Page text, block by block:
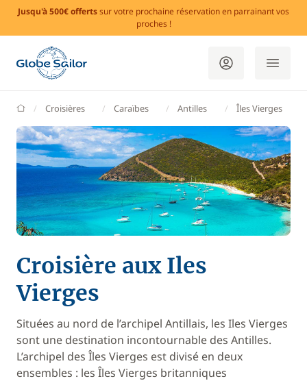
Jusqu'à 500€ offertssur votre prochaine réservation en parrainant vos
proches !
GlobeSailor
Croisières Caraïbes Antilles Îles Vierges
Croisière aux Iles
Vierges
Situées au nord de l’archipel Antillais, les Iles Vierges
sont une destination incontournable des Antilles.
L’archipel des Îles Vierges est divisé en deux
ensembles : les Îles Vierges britanniques